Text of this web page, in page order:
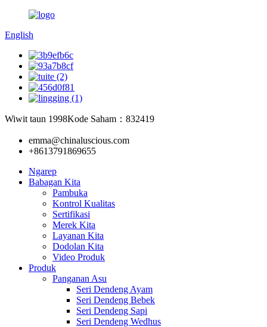
English
Wiwit taun 1998Kode Saham：832419
emma@chinaluscious.com
+8613791869655
Ngarep
Babagan Kita
Pambuka
Kontrol Kualitas
Sertifikasi
Merek Kita
Layanan Kita
Dodolan Kita
Video Produk
Produk
Panganan Asu
Seri Dendeng Ayam
Seri Dendeng Bebek
Seri Dendeng Sapi
Seri Dendeng Wedhus